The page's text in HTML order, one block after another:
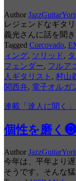
Author
レジェンドなギタ
義光さんに話を聞
Tagged Corcovado,
ィング, ソリッド,
フェンダー, フルア
人ギタリスト , 村山
関西弁, 電子オルガ
連載「達人に聞く
個性を磨く
Author
今年は、平年より
そうです。そんな